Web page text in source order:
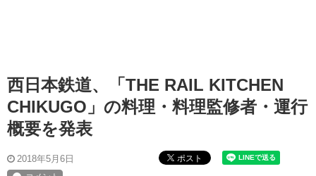
西日本鉄道、「THE RAIL KITCHEN
CHIKUGO」の料理・料理監修者・運行
概要を発表
2018年5月6日 ポスト